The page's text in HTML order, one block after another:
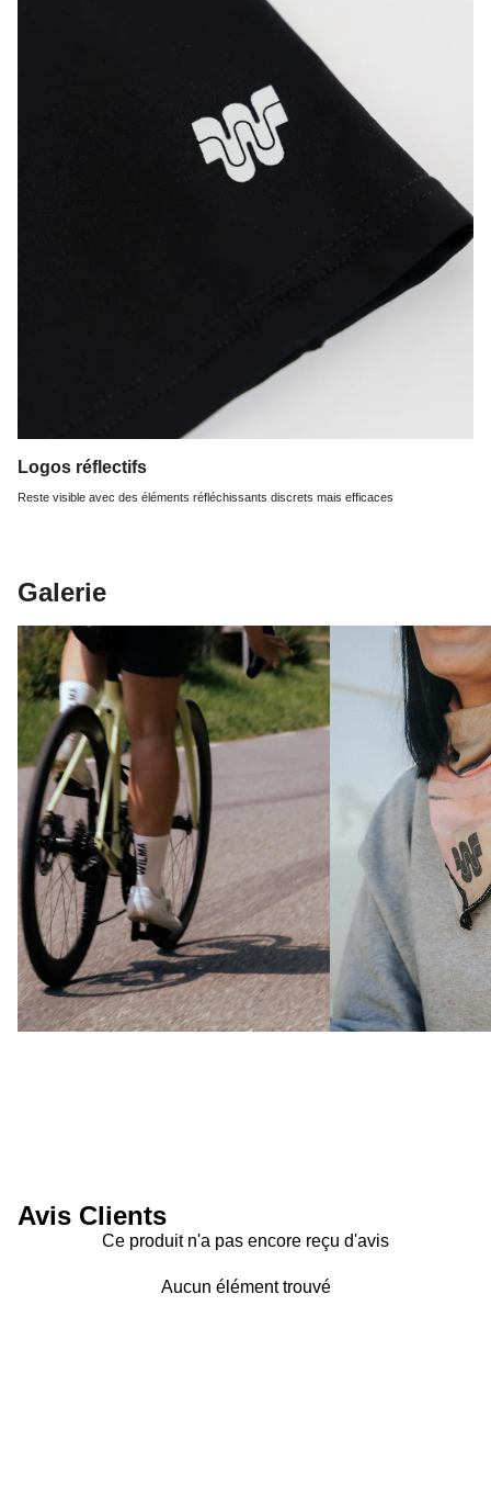
Logos réflectifs
Reste visible avec des éléments réfléchissants discrets mais efficaces
Galerie
Avis Clients
Ce produit n'a pas encore reçu d'avis
Aucun élément trouvé